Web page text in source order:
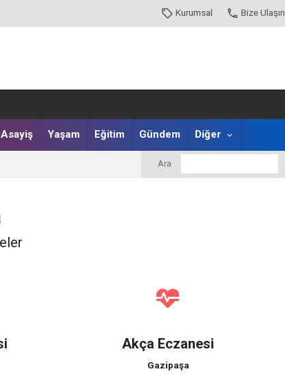
Kurumsal Bize Ulaşın
Asayiş Yaşam Eğitim Gündem Diğer
Ara
Akça Eczanesi
Gazipaşa